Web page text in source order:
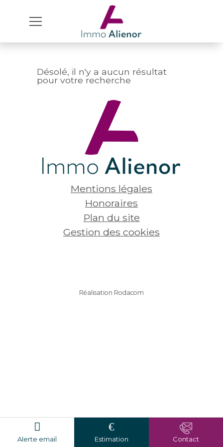
Désolé, il n'y a aucun résultat
pour votre recherche
Alerte email Estimation Contact
Mentions légales
Honoraires
Plan du site
Gestion des cookies
Réalisation Rodacom